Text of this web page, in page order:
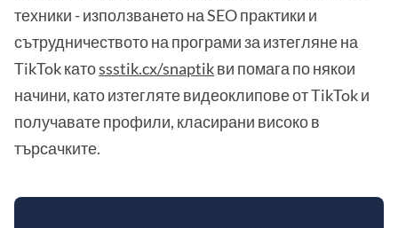
техники - използването на SEO практики и
сътрудничеството на програми за изтегляне на
TikTok катоssstik.cx/snaptikви помага по някои
начини, като изтегляте видеоклипове от TikTok и
получавате профили, класирани високо в
търсачките.